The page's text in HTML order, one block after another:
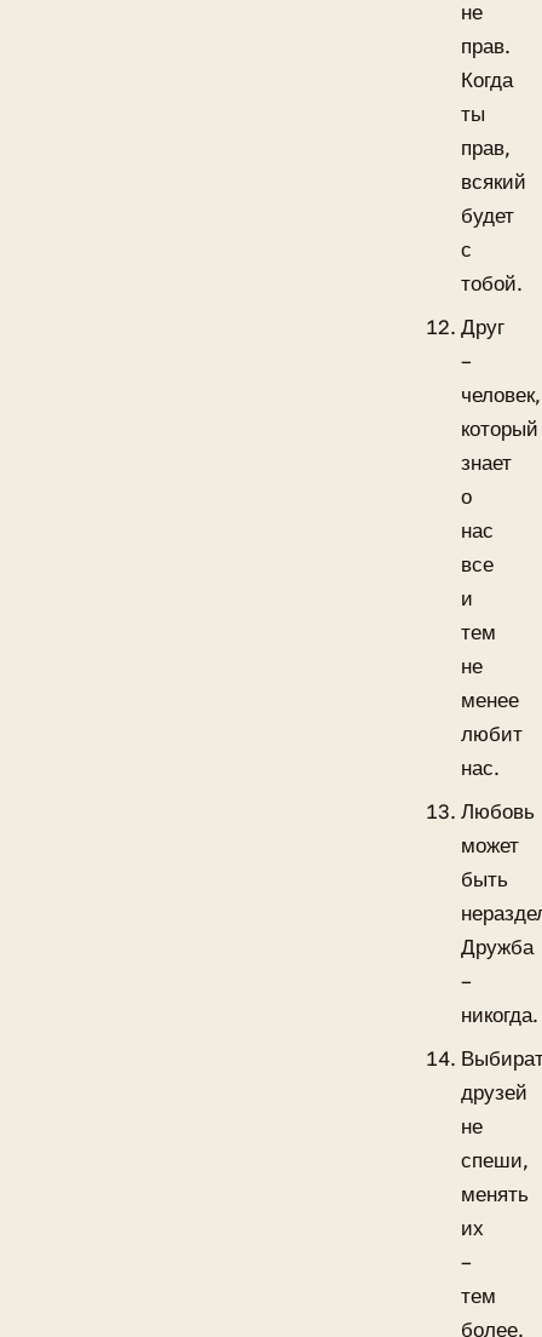
не
прав.
Когда
ты
прав,
всякий
будет
с
тобой.
Друг
–
человек,
который
знает
о
нас
все
и
тем
не
менее
любит
нас.
Любовь
может
быть
Дружба
–
никогда.
друзей
не
спеши,
менять
их
–
тем
более.